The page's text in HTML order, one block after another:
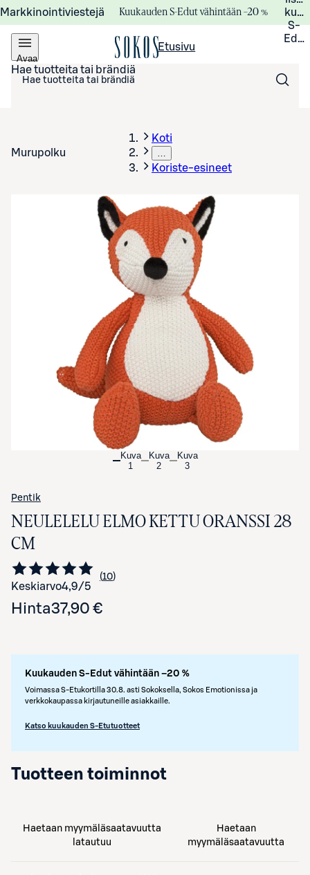
Markkinointiviestejä Kuukauden S-Edut vähintään –20 %
S-
Avaa
valikko
Etusivu
Hae tuotteita tai brändiä
Murupolku
Koti
…
Koriste-esineet
Avaa tuotekuva suurennettuna
Kuva
1
Kuva
2
Kuva
3
Pentik
NEULELELU ELMO KETTU ORANSSI 28
CM
Keskiarvo4,9/5 Siirry arvioihin
10
kappaletta
Hinta37,90 €
Kuukauden S-Edut vähintään –20 %
Voimassa S-Etukortilla 30.8. asti Sokoksella, Sokos Emotionissa ja
verkkokaupassa kirjautuneille asiakkaille.
Katso kuukauden S-Etutuotteet
Tuotteen toiminnot
Haetaan myymäläsaatavuutta
latautuu
Haetaan
myymäläsaatavuutta